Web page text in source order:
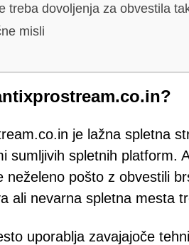
treba dovoljenja za obvestila
misli
je lažna spletna
sumljivih spletnih platform.
neželeno pošto z obvestili
ali nevarna spletna mesta
uporablja zavajajoče